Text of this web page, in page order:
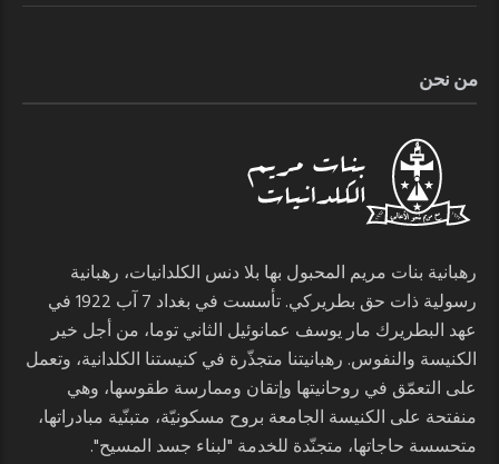
من نحن
رهبانية بنات مريم المحبول بها بلا دنس الكلدانيات، رهبانية
رسولية ذات حق بطريركي. تأسست في بغداد 7 آب 1922 في
عهد البطريرك مار يوسف عمانوئيل الثاني توما، من أجل خير
الكنيسة والنفوس. رهبانيتنا متجذّرة في كنيستنا الكلدانية، وتعمل
على التعمّق في روحانيتها وإتقان وممارسة طقوسها، وهي
منفتحة على الكنيسة الجامعة بروح مسكونيّة، متبنّية مبادراتها،
متحسسة حاجاتها، متجنّدة للخدمة "لبناء جسد المسيح".